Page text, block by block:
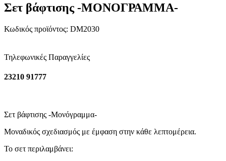
Σετ βάφτισης -ΜΟΝΟΓΡΑΜΜΑ-
Κωδικός προϊόντος: DM2030
Τηλεφωνικές Παραγγελίες
23210 91777
Σετ βάφτισης -Μονόγραμμα-
Μοναδικός σχεδιασμός με έμφαση στην κάθε λεπτομέρεια.
Το σετ περιλαμβάνει: